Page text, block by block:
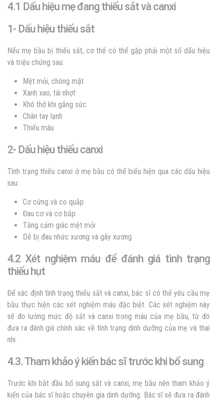
4.1 Dấu hiệu mẹ đang thiếu sắt và canxi
1- Dấu hiệu thiếu sắt
Nếu mẹ bầu bị thiếu sắt, cơ thể có thể gặp phải một số dấu hiệu
và triệu chứng sau:
Mệt mỏi, chóng mặt
Xanh xao, tái nhợt
Khó thở khi gắng sức
Chân tay lạnh
Thiếu máu
2- Dấu hiệu thiếu canxi
Tình trạng thiếu canxi ở mẹ bầu có thể biểu hiện qua các dấu hiệu
sau:
Cơ cứng và co quắp
Đau cơ và cơ bắp
Tăng cảm giác mệt mỏi
Dễ bị đau nhức xương và gãy xương
4.2 Xét nghiệm máu để đánh giá tình trạng
thiếu hụt
Để xác định tình trạng thiếu sắt và canxi, bác sĩ có thể yêu cầu mẹ
bầu thực hiện các xét nghiệm máu đặc biệt. Các xét nghiệm này
sẽ đo lường mức độ sắt và canxi trong máu của mẹ bầu, từ đó
đưa ra đánh giá chính xác về tình trạng dinh dưỡng của mẹ và thai
nhi.
4.3. Tham khảo ý kiến bác sĩ trước khi bổ sung
Trước khi bắt đầu bổ sung sắt và canxi, mẹ bầu nên tham khảo ý
kiến của bác sĩ hoặc chuyên gia dinh dưỡng. Bác sĩ sẽ đưa ra đánh